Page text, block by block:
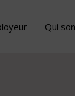
Qui